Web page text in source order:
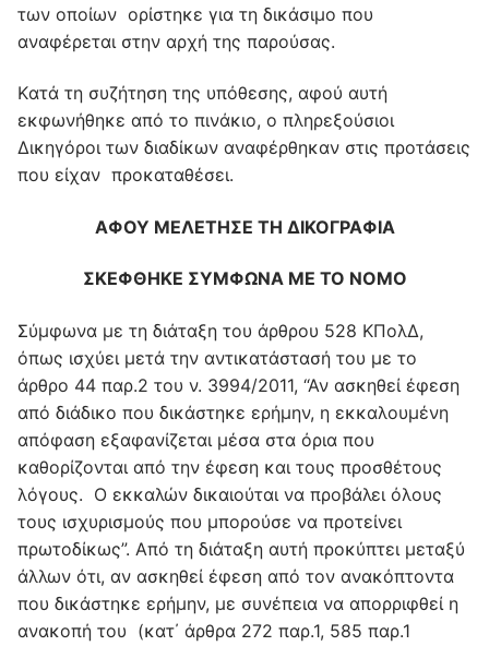
των οποίων ορίστηκε για τη δικάσιμο που
αναφέρεται στην αρχή της παρούσας.
Kατά τη συζήτηση της υπόθεσης, αφού αυτή
εκφωνήθηκε από το πινάκιο, ο πληρεξούσιοι
Δικηγόροι των διαδίκων αναφέρθηκαν στις προτάσεις
που είχαν προκαταθέσει.
ΑΦΟΥ ΜΕΛΕΤΗΣΕ ΤΗ ΔΙΚΟΓΡΑΦΙΑ
ΣΚΕΦΘΗΚΕ ΣΥΜΦΩΝΑ ΜΕ ΤΟ ΝΟΜΟ
Σύμφωνα με τη διάταξη του άρθρου 528 ΚΠολΔ,
όπως ισχύει μετά την αντικατάστασή του με το
άρθρο 44 παρ.2 του ν. 3994/2011, “Αν ασκηθεί έφεση
από διάδικο που δικάστηκε ερήμην, η εκκαλουμένη
απόφαση εξαφανίζεται μέσα στα όρια που
καθορίζονται από την έφεση και τους προσθέτους
λόγους. Ο εκκαλών δικαιούται να προβάλει όλους
τους ισχυρισμούς που μπορούσε να προτείνει
πρωτοδίκως”. Από τη διάταξη αυτή προκύπτει μεταξύ
άλλων ότι, αν ασκηθεί έφεση από τον ανακόπτοντα
που δικάστηκε ερήμην, με συνέπεια να απορριφθεί η
ανακοπή του (κατ΄ άρθρα 272 παρ.1, 585 παρ.1